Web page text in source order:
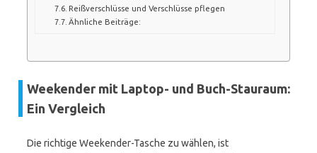
Reißverschlüsse und Verschlüsse pflegen
Ähnliche Beiträge:
Weekender mit Laptop- und Buch-Stauraum:
Ein Vergleich
Die richtige Weekender-Tasche zu wählen, ist